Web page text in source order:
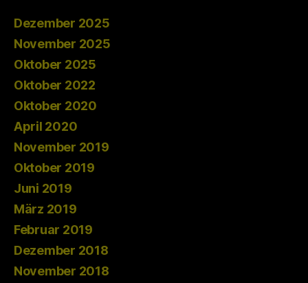
Dezember 2025
November 2025
Oktober 2025
Oktober 2022
Oktober 2020
April 2020
November 2019
Oktober 2019
Juni 2019
März 2019
Februar 2019
Dezember 2018
November 2018